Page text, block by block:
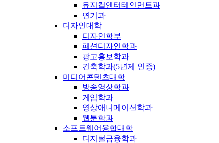
뮤지컬엔터테인먼트과
연기과
디자인대학
디자인학부
패션디자인학과
광고홍보학과
건축학과(5년제 인증)
미디어콘텐츠대학
방송영상학과
게임학과
영상애니메이션학과
웹툰학과
소프트웨어융합대학
디지털금융학과